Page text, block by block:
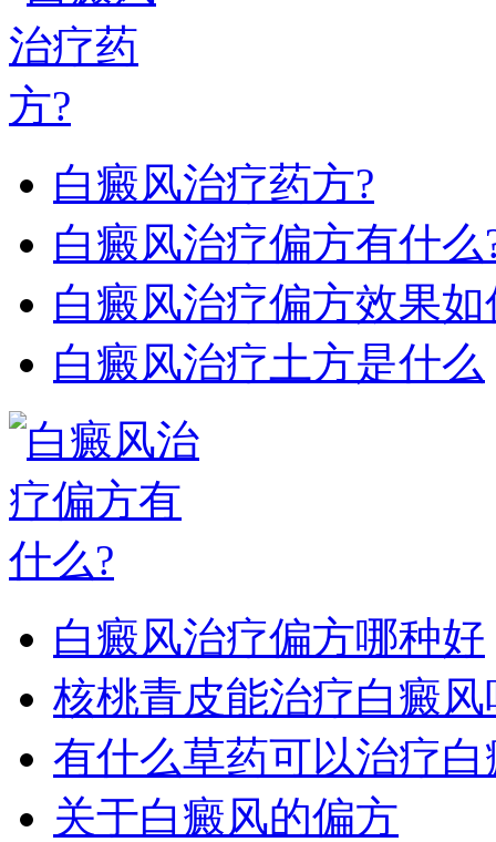
白癜风治疗药方?
白癜风治疗偏方有什么
白癜风治疗偏方效果如
白癜风治疗土方是什么
白癜风治疗偏方哪种好
核桃青皮能治疗白癜风
有什么草药可以治疗白
关于白癜风的偏方